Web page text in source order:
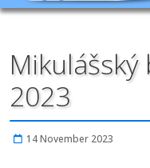
Mikulášský
2023
14 November 2023